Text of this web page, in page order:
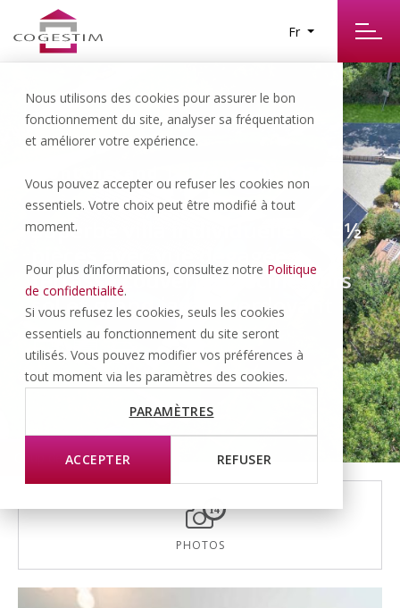
Nous utilisons des cookies pour assurer le bon
fonctionnement du site, analyser sa fréquentation
et améliorer votre expérience.
Vous pouvez accepter ou refuser les cookies non
essentiels. Votre choix peut être modifié à tout
moment.
Pour plus d’informations, consultez notre Politique
de confidentialité.
Si vous refusez les cookies, seuls les cookies
essentiels au fonctionnement du site seront
utilisés. Vous pouvez modifier vos préférences à
tout moment via les paramètres des cookies.
PARAMÈTRES
ACCEPTER REFUSER
Fr
Superbe villa individuelle de 5½
terrasse couverte, piscine hors
sol et grand jardin verdoyant
5.5 P 1 INT 3
Coup de cœur
14
PHOTOS